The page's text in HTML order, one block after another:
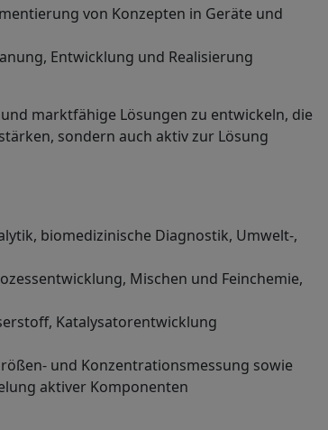
von Konzepten in Geräte und
Entwicklung und Realisierung
marktfähige Lösungen zu entwickeln, die
sondern auch aktiv zur Lösung
biomedizinische Diagnostik, Umwelt-,
Mischen und Feinchemie,
Katalysatorentwicklung
und Konzentrationsmessung sowie
aktiver Komponenten